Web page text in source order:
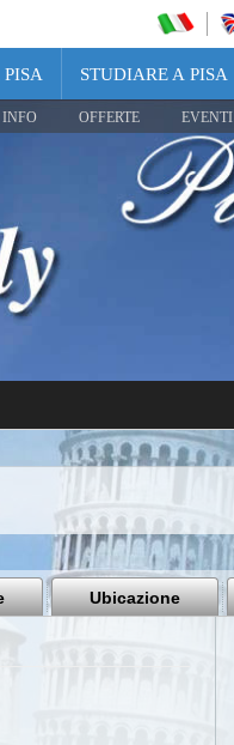
STUDIARE A PISA
INFO OFFERTE EVENTI
Ubicazione